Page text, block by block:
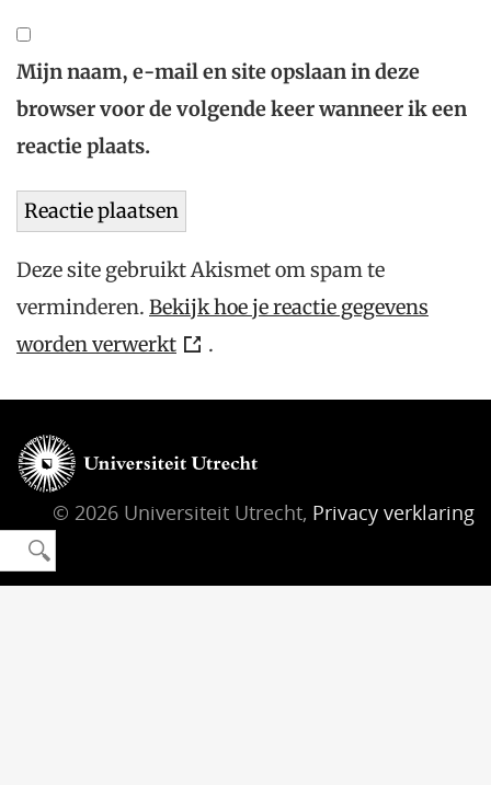
Mijn naam, e-mail en site opslaan in deze
browser voor de volgende keer wanneer ik een
reactie plaats.
Deze site gebruikt Akismet om spam te
verminderen. Bekijk hoe je reactie gegevens
worden verwerkt
.
© 2026 Universiteit Utrecht, Privacy verklaring